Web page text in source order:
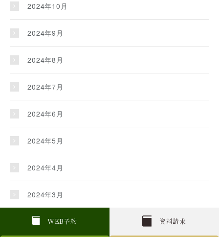
W EB予約 資料請求
2024年10月
2024年9月
2024年8月
2024年7月
2024年6月
2024年5月
2024年4月
2024年3月
2024年2月